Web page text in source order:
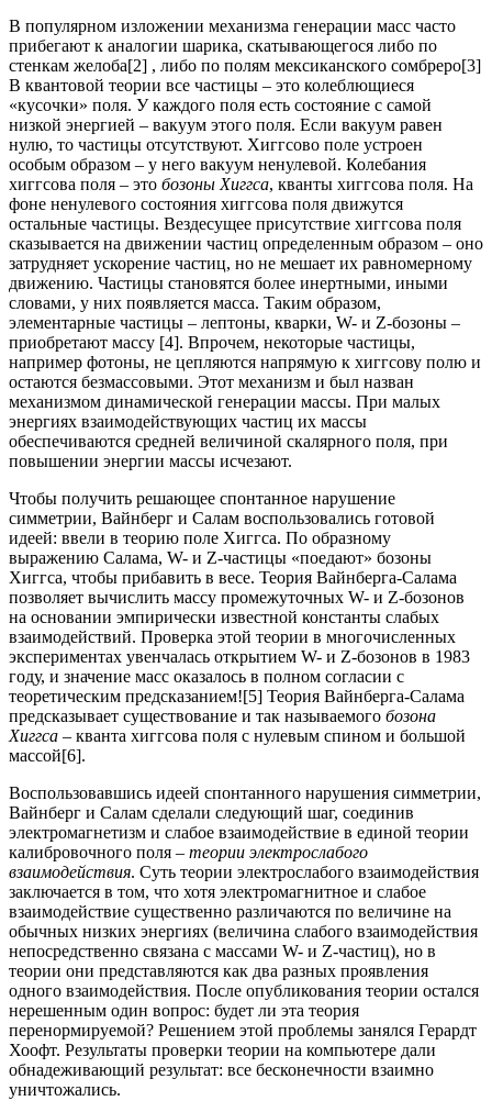
В популярном изложении механизма генерации масс часто
прибегают к аналогии шарика, скатывающегося либо по
стенкам желоба[2] , либо по полям мексиканского сомбреро[3]
В квантовой теории все частицы – это колеблющиеся
«кусочки» поля. У каждого поля есть состояние с самой
низкой энергией – вакуум этого поля. Если вакуум равен
нулю, то частицы отсутствуют. Хиггсово поле устроен
особым образом – у него вакуум ненулевой. Колебания
хиггсова поля – это бозоны Хиггса, кванты хиггсова поля. На
фоне ненулевого состояния хиггсова поля движутся
остальные частицы. Вездесущее присутствие хиггсова поля
сказывается на движении частиц определенным образом – оно
затрудняет ускорение частиц, но не мешает их равномерному
движению. Частицы становятся более инертными, иными
словами, у них появляется масса. Таким образом,
элементарные частицы – лептоны, кварки, W- и Z-бозоны –
приобретают массу [4]. Впрочем, некоторые частицы,
например фотоны, не цепляются напрямую к хиггсову полю и
остаются безмассовыми. Этот механизм и был назван
механизмом динамической генерации массы. При малых
энергиях взаимодействующих частиц их массы
обеспечиваются средней величиной скалярного поля, при
повышении энергии массы исчезают.
Чтобы получить решающее спонтанное нарушение
симметрии, Вайнберг и Салам воспользовались готовой
идеей: ввели в теорию поле Хиггса. По образному
выражению Салама, W- и Z-частицы «поедают» бозоны
Хиггса, чтобы прибавить в весе. Теория Вайнберга-Салама
позволяет вычислить массу промежуточных W- и Z-бозонов
на основании эмпирически известной константы слабых
взаимодействий. Проверка этой теории в многочисленных
экспериментах увенчалась открытием W- и Z-бозонов в 1983
году, и значение масс оказалось в полном согласии с
теоретическим предсказанием![5] Теория Вайнберга-Салама
предсказывает существование и так называемого бозона
Хиггса – кванта хиггсова поля с нулевым спином и большой
массой[6].
Воспользовавшись идеей спонтанного нарушения симметрии,
Вайнберг и Салам сделали следующий шаг, соединив
электромагнетизм и слабое взаимодействие в единой теории
калибровочного поля – теории электрослабого
взаимодействия. Суть теории электрослабого взаимодействия
заключается в том, что хотя электромагнитное и слабое
взаимодействие существенно различаются по величине на
обычных низких энергиях (величина слабого взаимодействия
непосредственно связана с массами W- и Z-частиц), но в
теории они представляются как два разных проявления
одного взаимодействия. После опубликования теории остался
нерешенным один вопрос: будет ли эта теория
перенормируемой? Решением этой проблемы занялся Герардт
Хоофт. Результаты проверки теории на компьютере дали
обнадеживающий результат: все бесконечности взаимно
уничтожались.